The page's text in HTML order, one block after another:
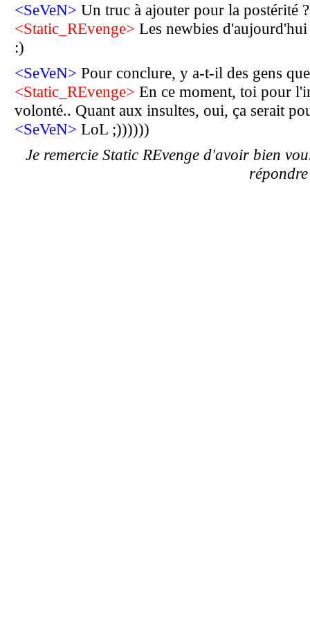
<SeVeN> Un truc à ajouter pour la postérité
<Static_REvenge> Les newbies
:)
<SeVeN> Pour conclure, y a-t-il des gens
<Static_REvenge> En ce moment, toi pour
volonté.. Quant aux insultes, oui, ça serait
<SeVeN> LoL ;))))))
Je remercie Static REvenge d'avoir bien